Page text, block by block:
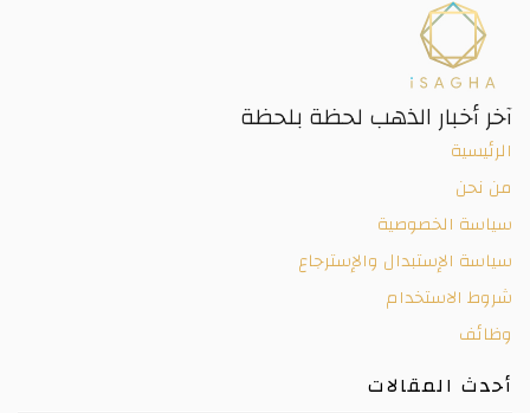
آخر أخبار الذهب لحظة بلحظة
الرئيسية
من نحن
سياسة الخصوصية
سياسة الإستبدال والإسترجاع
شروط الاستخدام
وظائف
أحدث المقالات